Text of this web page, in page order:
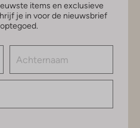
items en exclusieve
je in voor de nieuwsbrief